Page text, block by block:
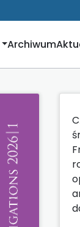
Archiwum